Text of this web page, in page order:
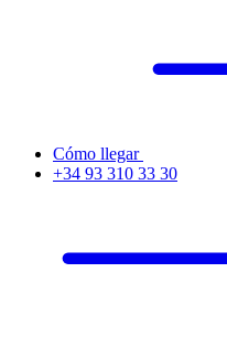
Cómo llegar
+34 93 310 33 30